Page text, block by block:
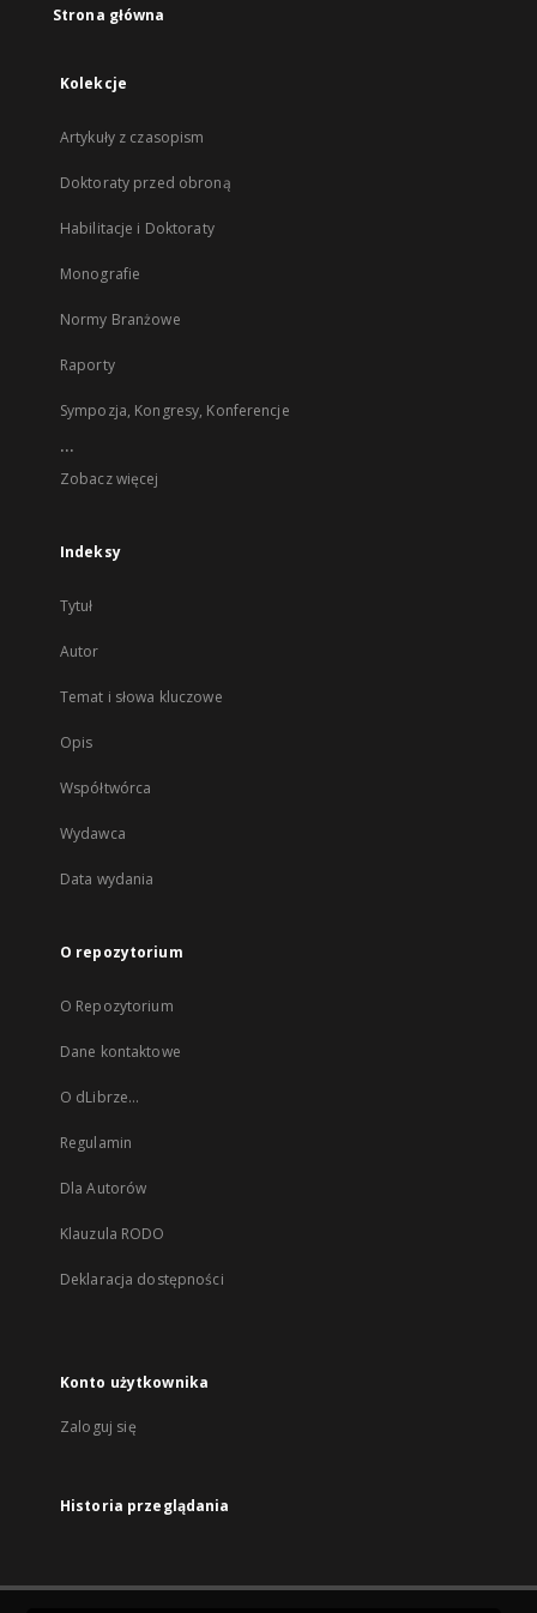
Strona główna
Kolekcje
Artykuły z czasopism
Doktoraty przed obroną
Habilitacje i Doktoraty
Monografie
Normy Branżowe
Raporty
Sympozja, Kongresy, Konferencje
...
Zobacz więcej
Indeksy
Tytuł
Autor
Temat i słowa kluczowe
Opis
Współtwórca
Wydawca
Data wydania
O repozytorium
O Repozytorium
Dane kontaktowe
O dLibrze...
Regulamin
Dla Autorów
Klauzula RODO
Deklaracja dostępności
Konto użytkownika
Zaloguj się
Historia przeglądania